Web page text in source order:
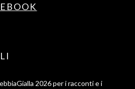
2026 per i racconti e i